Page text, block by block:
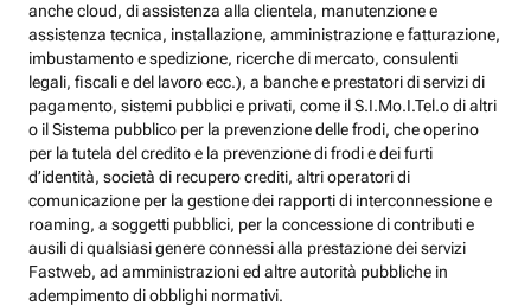
anche cloud, di assistenza alla clientela, manutenzione e
assistenza tecnica, installazione, amministrazione e fatturazione,
imbustamento e spedizione, ricerche di mercato, consulenti
legali, fiscali e del lavoro ecc.), a banche e prestatori di servizi di
pagamento, sistemi pubblici e privati, come il S.I.Mo.I.Tel.o di altri
o il Sistema pubblico per la prevenzione delle frodi, che operino
per la tutela del credito e la prevenzione di frodi e dei furti
d’identità, società di recupero crediti, altri operatori di
comunicazione per la gestione dei rapporti di interconnessione e
roaming, a soggetti pubblici, per la concessione di contributi e
ausili di qualsiasi genere connessi alla prestazione dei servizi
Fastweb, ad amministrazioni ed altre autorità pubbliche in
adempimento di obblighi normativi.